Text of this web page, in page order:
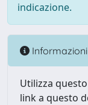
indicazione.
Informazioni
Utilizza
link a questo